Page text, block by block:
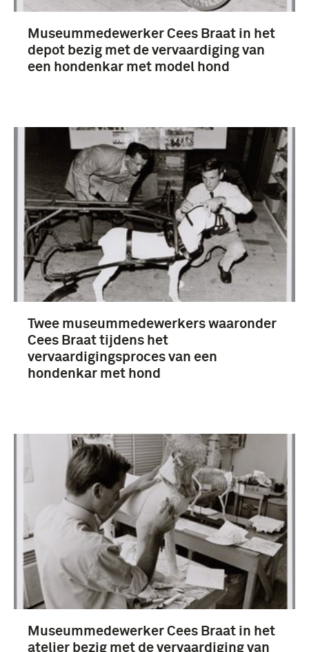
Museummedewerker Cees Braat in het
depot bezig met de vervaardiging van
een hondenkar met model hond
Twee museummedewerkers waaronder
Cees Braat tijdens het
vervaardigingsproces van een
hondenkar met hond
Museummedewerker Cees Braat in het
atelier bezig met de vervaardiging van